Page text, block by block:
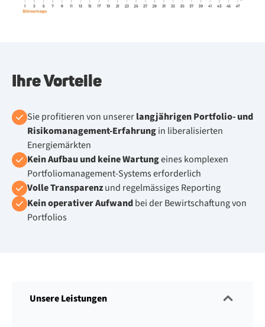
Ihre Vorteile
Sie profitieren von unsererlangjährigen Portfolio- und
Risikomanagement-Erfahrungin liberalisierten
Energiemärkten
Kein Aufbau und keine Wartungeines komplexen
Portfoliomanagement-Systems erforderlich
Volle Transparenzund regelmässiges Reporting
Kein operativer Aufwandbei der Bewirtschaftung von
Portfolios
Unsere Leistungen